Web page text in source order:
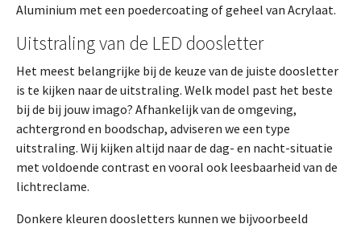
Aluminium met een poedercoating of geheel van Acrylaat.
Uitstraling van de LED doosletter
Het meest belangrijke bij de keuze van de juiste doosletter
is te kijken naar de uitstraling. Welk model past het beste
bij de bij jouw imago? Afhankelijk van de omgeving,
achtergrond en boodschap, adviseren we een type
uitstraling. Wij kijken altijd naar de dag- en nacht-situatie
met voldoende contrast en vooral ook leesbaarheid van de
lichtreclame.
Donkere kleuren doosletters kunnen we bijvoorbeeld